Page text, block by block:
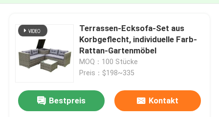
Terrassen-Ecksofa-Set aus
Korbgeflecht, individuelle Farb-
Rattan-Gartenmöbel
MOQ：100 Stücke
Preis：$198~335
Bestpreis Kontakt